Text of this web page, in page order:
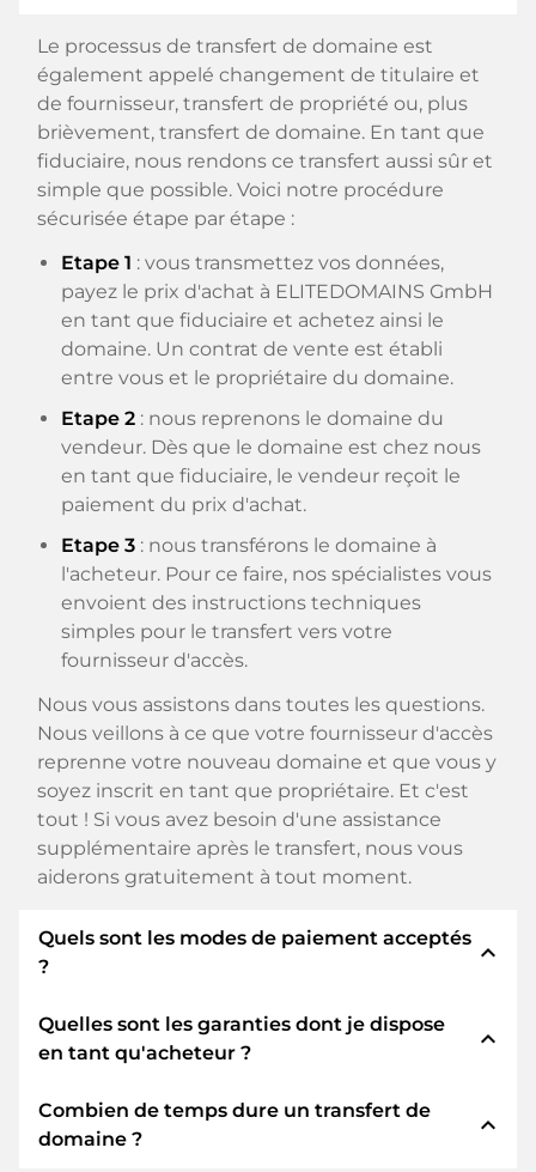
Le processus de transfert de domaine est
également appelé changement de titulaire et
de fournisseur, transfert de propriété ou, plus
brièvement, transfert de domaine. En tant que
fiduciaire, nous rendons ce transfert aussi sûr et
simple que possible. Voici notre procédure
sécurisée étape par étape :
Etape 1 : vous transmettez vos données,
payez le prix d'achat à ELITEDOMAINS GmbH
en tant que fiduciaire et achetez ainsi le
domaine. Un contrat de vente est établi
entre vous et le propriétaire du domaine.
Etape 2 : nous reprenons le domaine du
vendeur. Dès que le domaine est chez nous
en tant que fiduciaire, le vendeur reçoit le
paiement du prix d'achat.
Etape 3 : nous transférons le domaine à
l'acheteur. Pour ce faire, nos spécialistes vous
envoient des instructions techniques
simples pour le transfert vers votre
fournisseur d'accès.
Nous vous assistons dans toutes les questions.
Nous veillons à ce que votre fournisseur d'accès
reprenne votre nouveau domaine et que vous y
soyez inscrit en tant que propriétaire. Et c'est
tout ! Si vous avez besoin d'une assistance
supplémentaire après le transfert, nous vous
aiderons gratuitement à tout moment.
Quels sont les modes de paiement acceptés
?
expand_less
Nous utilisons SEPA comme paiement anticipé
et utilisons STRIPE comme prestataire de
paiement disponibles tels que : Cartes de crédit,
PayPal, Klarna, ApplePay, GooglePay, Alipay ou
Quelles sont les garanties dont je dispose
en tant qu'acheteur ?
expand_less
En tant qu'acheteur, nous vous garantissons
toujours les sécurités suivantes. Nous nous en
Combien de temps dure un transfert de
domaine ?
expand_less